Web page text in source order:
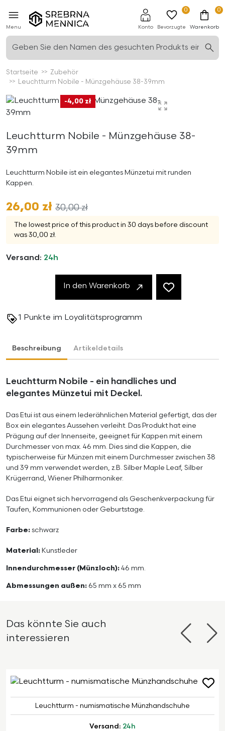
Menu Konto Bevorzugte
0 0
Warenkorb
Startseite
Zubehör
Leuchtturm Nobile - Münzgehäuse 38-39mm
-4,00 zł
Leuchtturm Nobile - Münzgehäuse 38-
39mm
Leuchtturm Nobile ist ein elegantes Münzetui mit runden
Kappen.
26,00 zł 30,00 zł
The lowest price of this product in 30 days before discount
was 30,00 zł.
Versand: 24h
In den Warenkorb
1 Punkte im Loyalitätsprogramm
Beschreibung Artikeldetails
Leuchtturm Nobile - ein handliches und
elegantes Münzetui mit Deckel.
Das Etui ist aus einem lederähnlichen Material gefertigt, das der
Box ein elegantes Aussehen verleiht. Das Produkt hat eine
Prägung auf der Innenseite, geeignet für Kappen mit einem
Durchmesser von max. 46 mm. Dies sind die Kappen, die
typischerweise für Münzen mit einem Durchmesser zwischen 38
und 39 mm verwendet werden, z.B. Silber Maple Leaf, Silber
Krügerrand, Wiener Philharmoniker.
Das Etui eignet sich hervorragend als Geschenkverpackung für
Taufen, Kommunionen oder Geburtstage.
Farbe:schwarz
Material:Kunstleder
Innendurchmesser (Münzloch):46 mm.
Abmessungen außen: 65 mm x 65 mm
Das könnte Sie auch
interessieren
Leuchtturm - numismatische Münzhandschuhe
Versand: 24h
Zurück